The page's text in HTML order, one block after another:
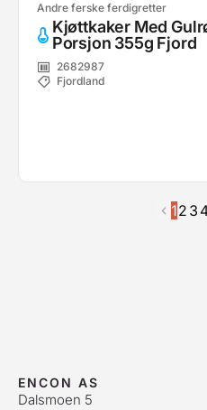
Andre ferske ferdigretter
Kjøttkaker Med
Porsjon 355g Fjord
2682987
Fjordland
12 3
ENCON AS
Dalsmoen 5